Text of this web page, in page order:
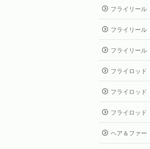
フライリール
フライリール
フライリール
フライロッド
フライロッド
フライロッド
ヘア＆ファー